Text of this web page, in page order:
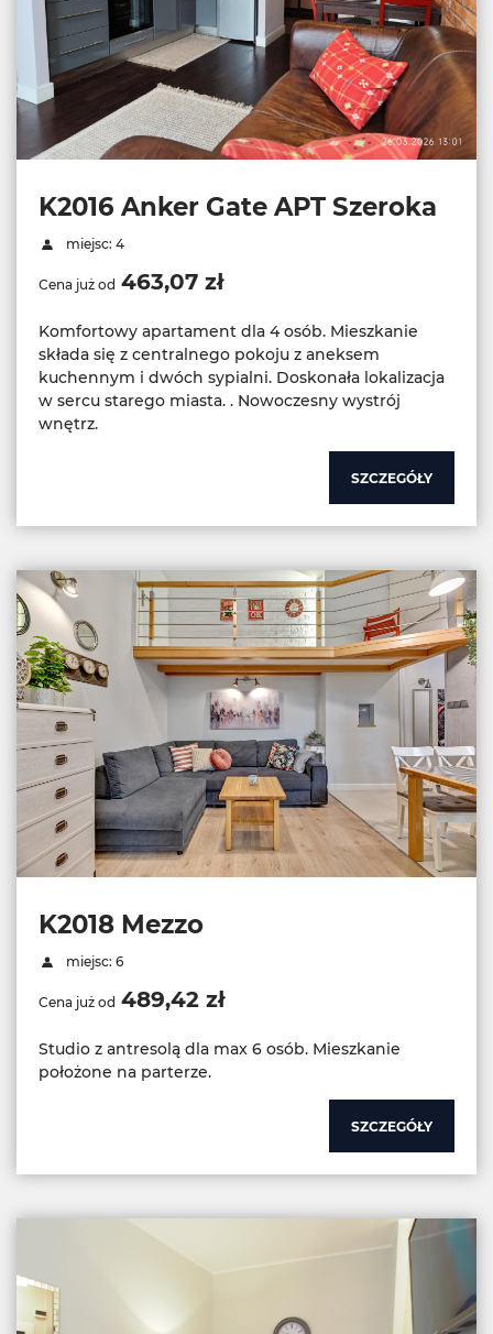
K2016 Anker Gate APT Szeroka
miejsc: 4
Cena już od 463,07 zł
Komfortowy apartament dla 4 osób. Mieszkanie
składa się z centralnego pokoju z aneksem
kuchennym i dwóch sypialni. Doskonała lokalizacja
w sercu starego miasta. . Nowoczesny wystrój
wnętrz.
SZCZEGÓŁY
K2018 Mezzo
miejsc: 6
Cena już od 489,42 zł
Studio z antresolą dla max 6 osób. Mieszkanie
położone na parterze.
SZCZEGÓŁY